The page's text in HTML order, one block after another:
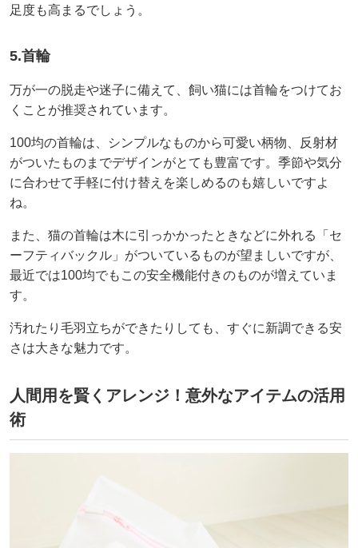
足度も高まるでしょう。
5.首輪
万が一の脱走や迷子に備えて、飼い猫には首輪をつけてお
くことが推奨されています。
100均の首輪は、シンプルなものから可愛い柄物、反射材
がついたものまでデザインがとても豊富です。季節や気分
に合わせて手軽に付け替えを楽しめるのも嬉しいですよ
ね。
また、猫の首輪は木に引っかかったときなどに外れる「セ
ーフティバックル」がついているものが望ましいですが、
最近では100均でもこの安全機能付きのものが増えていま
す。
汚れたり毛羽立ちができたりしても、すぐに新調できる安
さは大きな魅力です。
人間用を賢くアレンジ！意外なアイテムの活用
術